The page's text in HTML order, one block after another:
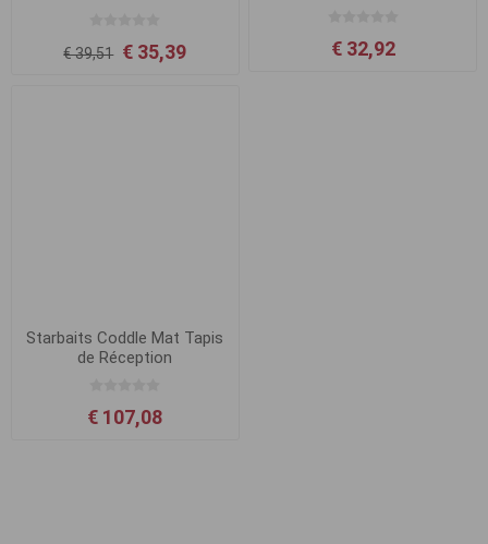
€ 39,51 € 35,39 € 32,92
Starbaits Coddle Mat Tapis
de Réception
€ 107,08